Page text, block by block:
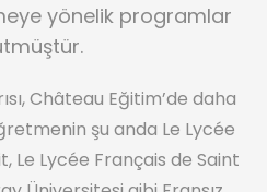
yönelik programlar
Château Eğitim’de daha
şu anda Le Lycée
Le Lycée Français de Saint